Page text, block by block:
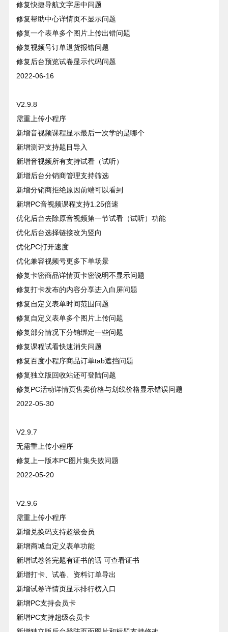
修复快捷导航文字居中问题
修复帮助中心详情页不显示问题
修复一个表单多个图片上传出错问题
修复视频号订单退货报错问题
修复后台预览试卷显示代码问题
2022-06-16
V2.9.8
需重上传小程序
新增音视频课程显示最后一次学的是哪个
新增测评支持题目导入
新增音视频所有支持试看（试听）
新增后台分销商管理支持筛选
新增分销商拒绝原因前端可以看到
新增PC音视频课程支持1.25倍速
优化后台去除原音视频第一节试看（试听）功能
优化后台选择链接改为竖向
优化PC打开速度
优化兼容视频号更多下单场景
修复卡密商品详情页卡密说明不显示问题
修复打卡发布的内容分享进入白屏问题
修复自定义表单时间范围问题
修复自定义表单多个图片上传问题
修复部分情况下分销绑定一些问题
修复课程试看快速消失问题
修复百度小程序商品订单tab遮挡问题
修复独立版回收站还可登陆问题
修复PC活动详情页售卖价格与划线价格显示错误问题
2022-05-30
V2.9.7
无需重上传小程序
修复上一版本PC图片集失败问题
2022-05-20
V2.9.6
需重上传小程序
新增兑换码支持超级会员
新增商城自定义表单功能
新增试卷答完题有证书的话 可查看证书
新增打卡、试卷、资料订单导出
新增试卷详情页显示排行榜入口
新增PC支持会员卡
新增PC支持超级会员卡